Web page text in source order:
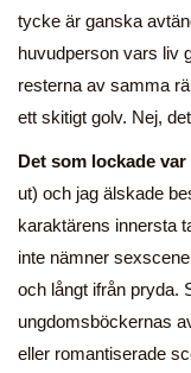
tycke är ganska
huvudperson vars liv
resterna av samma
ett skitigt golv. Nej,
Det som lockade
ut) och jag älskade
karaktärens innersta
inte nämner
och långt ifrån pryda.
ungdomsböckernas
eller romantiserade